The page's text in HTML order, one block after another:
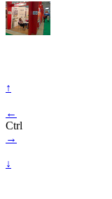
↑
←
Ctrl
→
↓